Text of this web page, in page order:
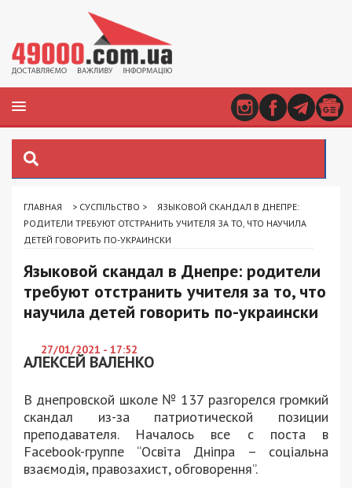
ГЛАВНАЯ > СУСПІЛЬСТВО >
ЯЗЫКОВОЙ СКАНДАЛ В ДНЕПРЕ:
РОДИТЕЛИ ТРЕБУЮТ ОТСТРАНИТЬ УЧИТЕЛЯ ЗА ТО, ЧТО НАУЧИЛА
ДЕТЕЙ ГОВОРИТЬ ПО-УКРАИНСКИ
Языковой скандал в Днепре: родители
требуют отстранить учителя за то, что
научила детей говорить по-украински
27/01/2021 - 17:52
АЛЕКСЕЙ ВАЛЕНКО
В днепровской школе № 137 разгорелся громкий
скандал из-за патриотической позиции
преподавателя. Началось все с поста в
Facebook-группе “Освіта Дніпра – соціальна
взаємодія, правозахист, обговорення”.